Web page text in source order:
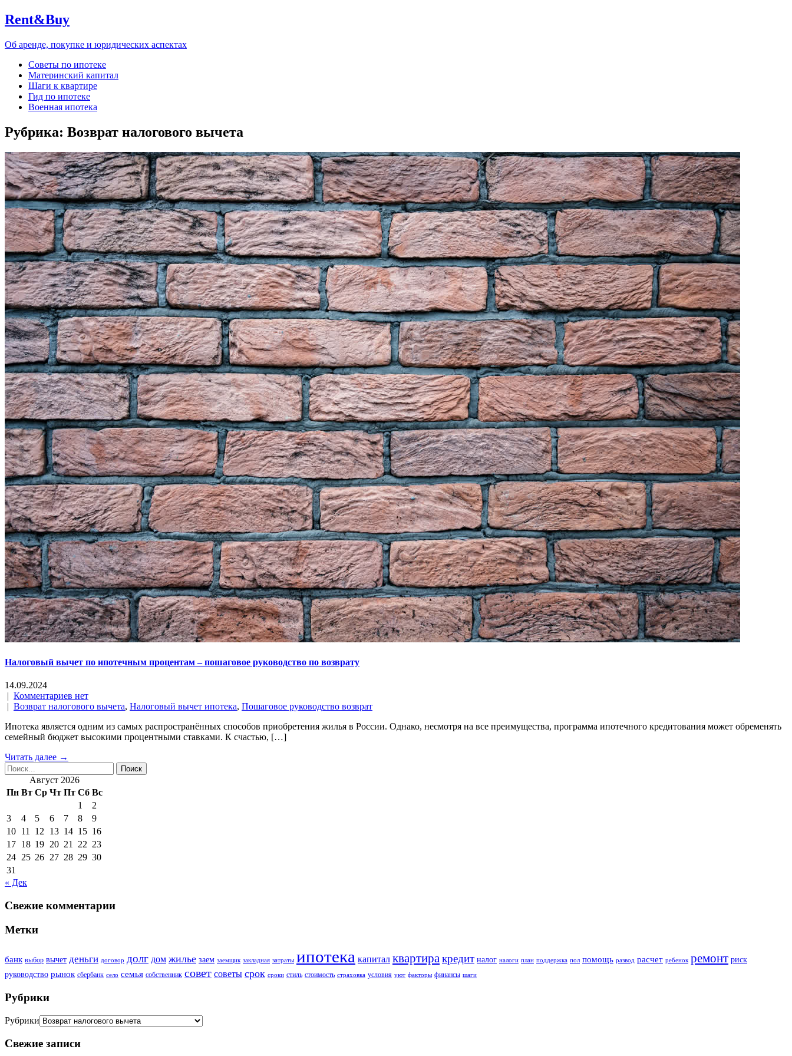
Rent&Buy
Об аренде, покупке и юридических аспектах
Советы по ипотеке
Материнский капитал
Шаги к квартире
Гид по ипотеке
Военная ипотека
Рубрика: Возврат налогового вычета
Налоговый вычет по ипотечным процентам – пошаговое руководство по возврату
14.09.2024
| Комментариев нет
| Возврат налогового вычета, Налоговый вычет ипотека, Пошаговое руководство возврат
Ипотека является одним из самых распространённых способов приобретения жилья в России. Однако, несмотря на все преимущества, программа ипотечного кредитования может обременять
семейный бюджет высокими процентными ставками. К счастью, […]
Читать далее →
Август 2026
Пн Вт Ср Чт Пт Сб Вс
1
2
3
4 5 6 7 8
9
10 11 12 13 14 15 16
17 18 19 20 21 22 23
24 25 26 27 28 29 30
31
« Дек
Свежие комментарии
Метки
банк выбор вычет деньги договор долг дом жилье заем заемщик закладная затраты ипотека капитал квартиракредит налог налоги план поддержка пол помощь развод расчет ребенок ремонт риск
руководство рынок сбербанк село семья собственник совет советы срок сроки стиль стоимость страховка условия уют факторы финансы шаги
Рубрики
Рубрики
Свежие записи